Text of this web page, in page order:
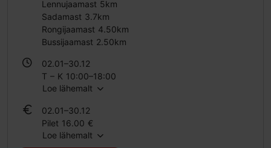
Lennujaamast 5km
Sadamast 3.7km
Rongijaamast 4.50km
Bussijaamast 2.50km
02.01–30.12
T – K 10:00–18:00
N 10:00–20:00
Loe lähemalt
02.01–30.12
Pilet 16.00 €
Õpilase pilet 11.00 €
Loe lähemalt